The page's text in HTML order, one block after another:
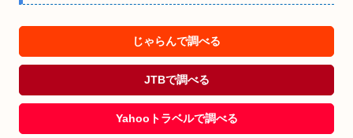
じゃらんで調べる
JTBで調べる
Yahooトラベルで調べる